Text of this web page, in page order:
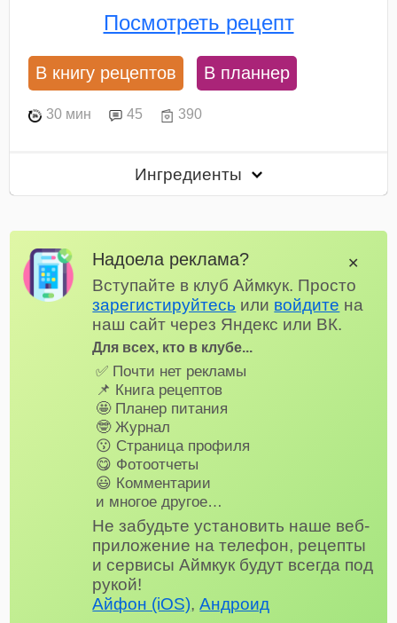
Посмотреть рецепт
В книгу рецептов В планнер
30 мин 45 390
Ингредиенты
Надоела реклама?
Вступайте в клуб Аймкук. Просто
зарегистируйтесь или войдите на
наш сайт через Яндекс или ВК.
Для всех, кто в клубе...
✅ Почти нет рекламы
📌 Книга рецептов
🤩 Планер питания
🤓 Журнал
😗 Страница профиля
😋 Фотоотчеты
😃 Комментарии
и многое другое…
Не забудьте установить наше веб-
приложение на телефон, рецепты
и сервисы Аймкук будут всегда под
рукой!
Айфон (iOS),Андроид
✕